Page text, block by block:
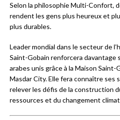
Selon la philosophie Multi-Confort,
rendent les gens plus heureux et
plus durables.
Leader mondial dans le secteur de
Saint-Gobain renforcera davantage
arabes unis grâce à la Maison
Masdar City. Elle fera connaître ses
relever les défis de la construction
ressources et du changement